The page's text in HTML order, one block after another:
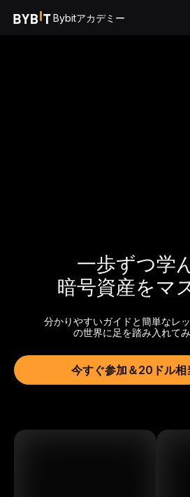
Bybitアカデミー
一歩ずつ学
暗号資産をマ
分かりやすいガイドと簡単なレ
の世界に足を踏み入れてみ
今すぐ参加＆20ドル相